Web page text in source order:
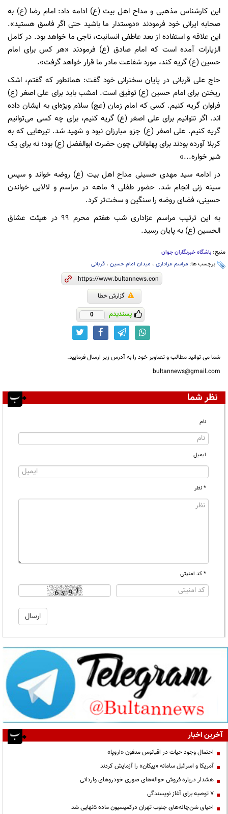
این کارشناس مذهبی و مداح اهل بیت (ع) ادامه داد: امام رضا (ع) به
صحابه ایرانی خود فرمودند «دوستدار ما باشید حتی اگر فاسق هستید».
این علاقه و استفاده از بعد عاطفی انسانیت، ناجی ما خواهد بود. در کامل
الزیارات آمده است که امام صادق (ع) فرمودند «هر کس برای امام
حسین (ع) گریه کند، مورد شفاعت مادر ما قرار خواهد گرفت».
حاج علی قربانی در پایان سخنرانی خود گفت: همانطور که گفتم، اشک
ریختن برای امام حسین (ع) توفیق است. امشب باید برای علی اصغر (ع)
فراوان گریه کنیم. کسی که امام زمان (عج) سلام ویژه‌ای به ایشان داده
اند. اگر نتوانیم برای علی اصغر (ع) گریه کنیم، برای چه کسی می‌توانیم
گریه کنیم. علی اصغر (ع) جزو مبارزان نبود و شهید شد. تیر‌هایی که به
کربلا آورده بودند برای پهلوانانی چون حضرت ابوالفضل (ع) بود؛ نه برای یک
شیر خواره...»
در ادامه سید مهدی حسینی مداح اهل بیت (ع) روضه خواند و سپس
سینه زنی انجام شد. حضور طفلی ۹ ماهه در مراسم و لالایی خواندن
حسینی، فضای روضه را سنگین و سخت‌تر کرد.
به این ترتیب مراسم عزاداری شب هفتم محرم ۹۹ در هیئت عشاق
الحسین (ع) به پایان رسید.
منبع: باشگاه خبرنگاران جوان
برچسب ها: مراسم عزاداری ، میدان امام حسین ، قربانی
گزارش خطا
پسندیدم 0
شما می توانید مطالب و تصاویر خود را به آدرس زیر ارسال فرمایید.
bultannews@gmail.com
نظر شما
نام
ایمیل
* نظر
* کد امنیتی
آخرین اخبار
احتمال وجود حیات در اقیانوس مدفون «اروپا»
آمریکا و اسرائیل سامانه «پیکان» را آزمایش کردند
هشدار درباره فروش حواله‌های صوری خودروهای وارداتی
۷ توصیه برای آغاز نویسندگی
احیای شن‌چاله‌های جنوب تهران درکمیسیون ماده ۵نهایی شد